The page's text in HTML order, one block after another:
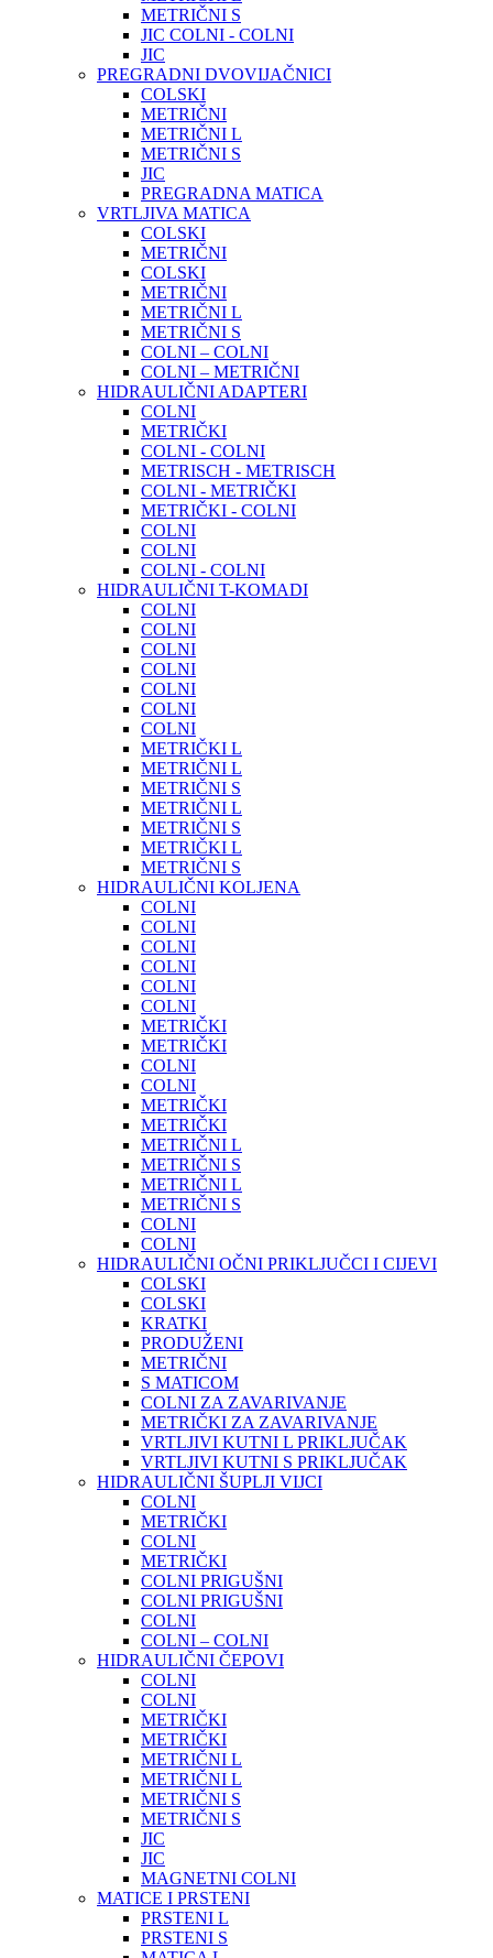
METRIČNI S
JIC COLNI - COLNI
JIC
PREGRADNI DVOVIJAČNICI
COLSKI
METRIČNI
METRIČNI L
METRIČNI S
JIC
PREGRADNA MATICA
VRTLJIVA MATICA
COLSKI
METRIČNI
COLSKI
METRIČNI
METRIČNI L
METRIČNI S
COLNI – COLNI
COLNI – METRIČNI
HIDRAULIČNI ADAPTERI
COLNI
METRIČKI
COLNI - COLNI
METRISCH - METRISCH
COLNI - METRIČKI
METRIČKI - COLNI
COLNI
COLNI
COLNI - COLNI
HIDRAULIČNI T-KOMADI
COLNI
COLNI
COLNI
COLNI
COLNI
COLNI
COLNI
METRIČKI L
METRIČNI L
METRIČNI S
METRIČNI L
METRIČNI S
METRIČKI L
METRIČNI S
HIDRAULIČNI KOLJENA
COLNI
COLNI
COLNI
COLNI
COLNI
COLNI
METRIČKI
METRIČKI
COLNI
COLNI
METRIČKI
METRIČKI
METRIČNI L
METRIČNI S
METRIČNI L
METRIČNI S
COLNI
COLNI
HIDRAULIČNI OČNI PRIKLJUČCI I CIJEVI
COLSKI
COLSKI
KRATKI
PRODUŽENI
METRIČNI
S MATICOM
COLNI ZA ZAVARIVANJE
METRIČKI ZA ZAVARIVANJE
VRTLJIVI KUTNI L PRIKLJUČAK
VRTLJIVI KUTNI S PRIKLJUČAK
HIDRAULIČNI ŠUPLJI VIJCI
COLNI
METRIČKI
COLNI
METRIČKI
COLNI PRIGUŠNI
COLNI PRIGUŠNI
COLNI
COLNI – COLNI
HIDRAULIČNI ČEPOVI
COLNI
COLNI
METRIČKI
METRIČKI
METRIČNI L
METRIČNI L
METRIČNI S
METRIČNI S
JIC
JIC
MAGNETNI COLNI
MATICE I PRSTENI
PRSTENI L
PRSTENI S